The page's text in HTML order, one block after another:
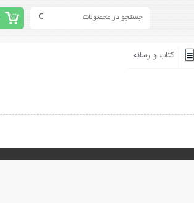
کتاب و رسانه